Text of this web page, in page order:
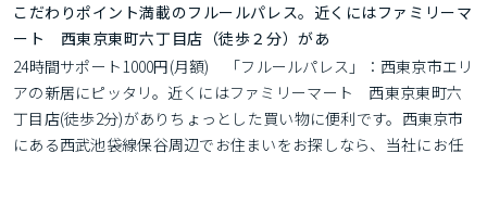
こだわりポイント満載のフルールパレス。近くにはファミリーマ
ート 西東京東町六丁目店（徒歩２分）があ
24時間サポート1000円(月額)　「フルールパレス」：西東京市エリ
アの新居にピッタリ。近くにはファミリーマート　西東京東町六
丁目店(徒歩2分)がありちょっとした買い物に便利です。西東京市
にある西武池袋線保谷周辺でお住まいをお探しなら、当社にお任